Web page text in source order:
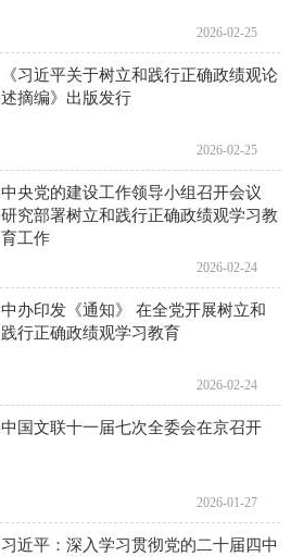
2026-02-25
《习近平关于树立和践行正确政绩观论
述摘编》出版发行
2026-02-25
中央党的建设工作领导小组召开会议
研究部署树立和践行正确政绩观学习教
育工作
2026-02-24
中办印发《通知》 在全党开展树立和
践行正确政绩观学习教育
2026-02-24
中国文联十一届七次全委会在京召开
2026-01-27
习近平：深入学习贯彻党的二十届四中